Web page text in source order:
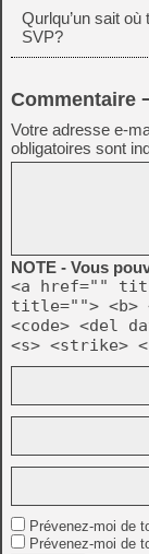
Qurlqu’un sait
SVP?
Commentaire
Votre adresse e-
obligatoires sont
NOTE - Vous
<a href=""
title=""> <b>
<code> <del
<s> <strike>
Prévenez-moi de
Prévenez-moi de